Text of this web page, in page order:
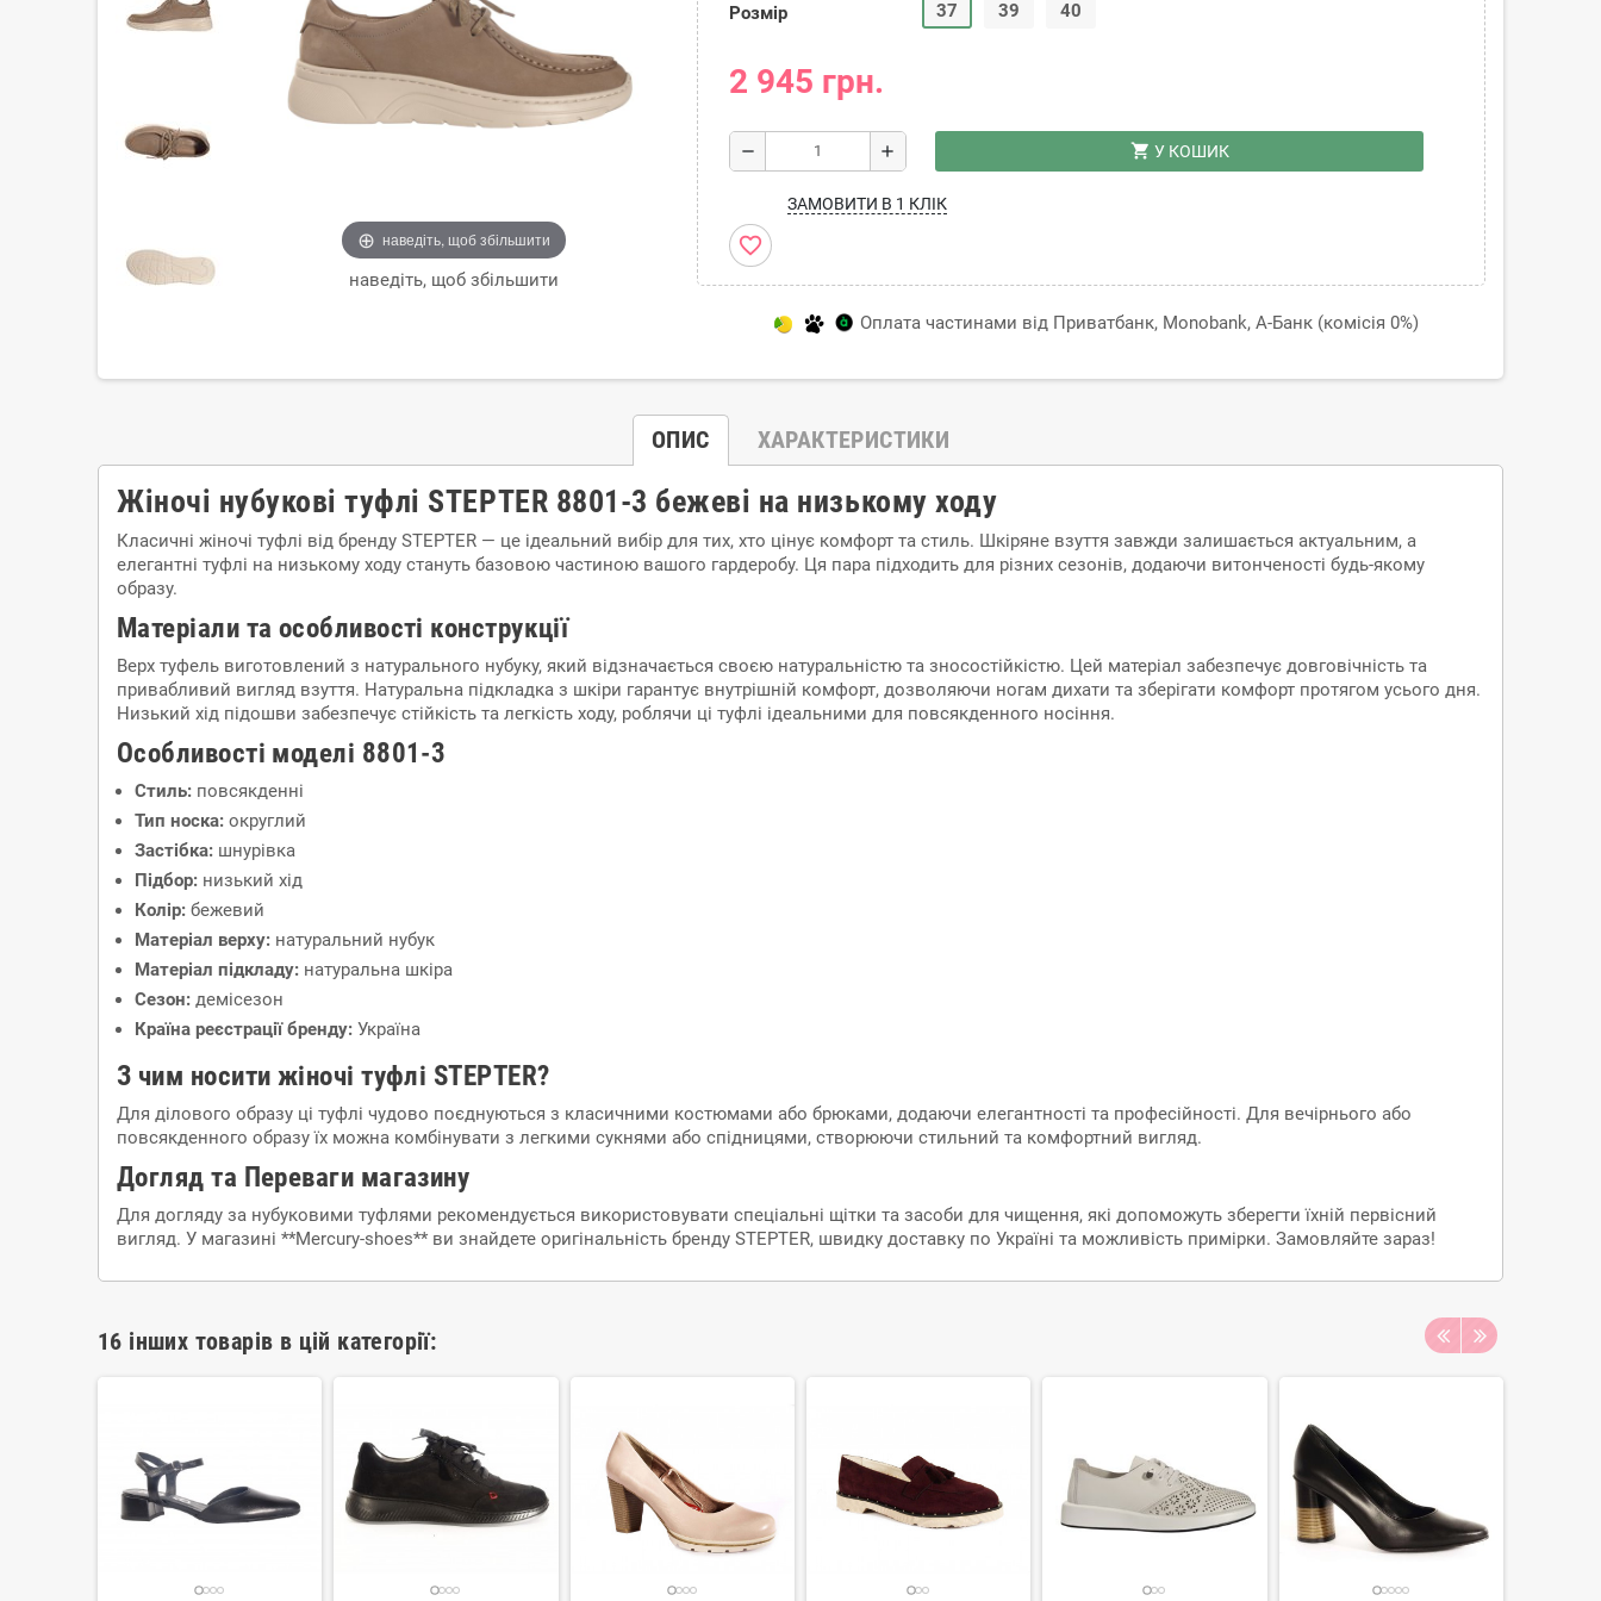
наведіть, щоб збільшити
наведіть, щоб збільшити
Розмір 37 39 40
2 945 грн.
remove add shopping_cart У КОШИК
ЗАМОВИТИ В 1 КЛІК
favorite_border
Оплата частинами від Приватбанк, Monobank, А-Банк (комісія 0%)
ОПИС ХАРАКТЕРИСТИКИ
Жіночі нубукові туфлі STEPTER 8801-3 бежеві на низькому ходу
Класичні жіночі туфлі від бренду STEPTER — це ідеальний вибір для тих, хто цінує комфорт та стиль. Шкіряне взуття завжди залишається актуальним, а
елегантні туфлі на низькому ходу стануть базовою частиною вашого гардеробу. Ця пара підходить для різних сезонів, додаючи витонченості будь-якому
образу.
Матеріали та особливості конструкції
Верх туфель виготовлений з натурального нубуку, який відзначається своєю натуральністю та зносостійкістю. Цей матеріал забезпечує довговічність та
привабливий вигляд взуття. Натуральна підкладка з шкіри гарантує внутрішній комфорт, дозволяючи ногам дихати та зберігати комфорт протягом усього дня.
Низький хід підошви забезпечує стійкість та легкість ходу, роблячи ці туфлі ідеальними для повсякденного носіння.
Особливості моделі 8801-3
Стиль: повсякденні
Тип носка: округлий
Застібка: шнурівка
Підбор: низький хід
Колір: бежевий
Матеріал верху: натуральний нубук
Матеріал підкладу: натуральна шкіра
Сезон: демісезон
Країна реєстрації бренду: Україна
З чим носити жіночі туфлі STEPTER?
Для ділового образу ці туфлі чудово поєднуються з класичними костюмами або брюками, додаючи елегантності та професійності. Для вечірнього або
повсякденного образу їх можна комбінувати з легкими сукнями або спідницями, створюючи стильний та комфортний вигляд.
Догляд та Переваги магазину
Для догляду за нубуковими туфлями рекомендується використовувати спеціальні щітки та засоби для чищення, які допоможуть зберегти їхній первісний
вигляд. У магазині **Mercury-shoes** ви знайдете оригінальність бренду STEPTER, швидку доставку по Україні та можливість примірки. Замовляйте зараз!
16 інших товарів в цій категорії: